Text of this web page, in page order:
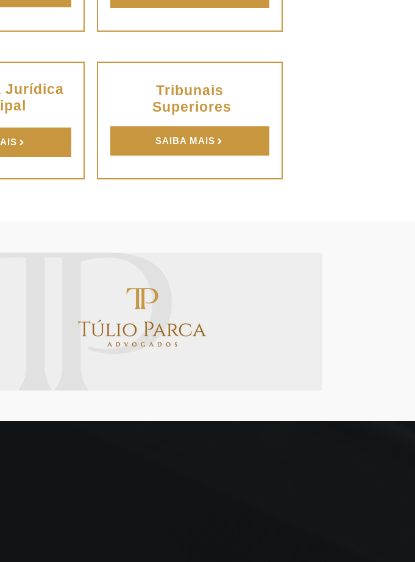
Jurídica
Tribunais
Superiores
SAIBA MAIS